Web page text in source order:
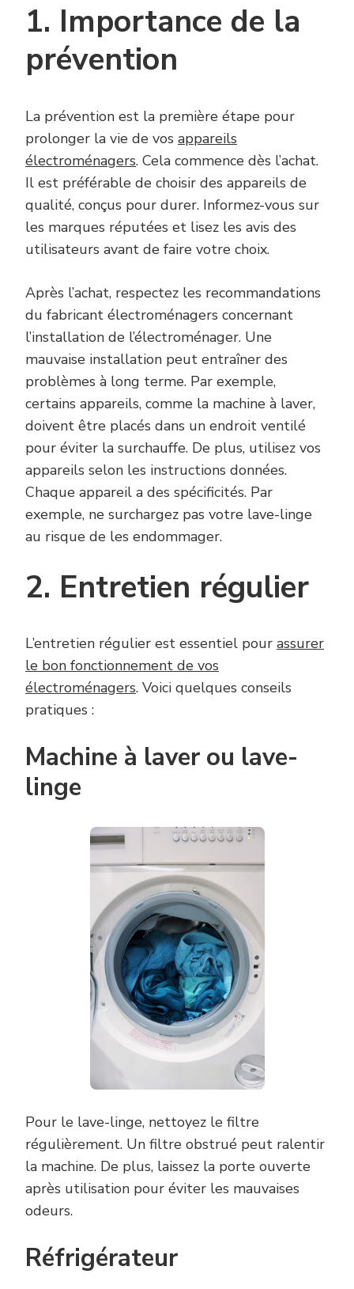
1. Importance de la
prévention
La prévention est la première étape pour
prolonger la vie de vos appareils
électroménagers. Cela commence dès l’achat.
Il est préférable de choisir des appareils de
qualité, conçus pour durer. Informez-vous sur
les marques réputées et lisez les avis des
utilisateurs avant de faire votre choix.
Après l’achat, respectez les recommandations
du fabricant électroménagers concernant
l’installation de l’électroménager. Une
mauvaise installation peut entraîner des
problèmes à long terme. Par exemple,
certains appareils, comme la machine à laver,
doivent être placés dans un endroit ventilé
pour éviter la surchauffe. De plus, utilisez vos
appareils selon les instructions données.
Chaque appareil a des spécificités. Par
exemple, ne surchargez pas votre lave-linge
au risque de les endommager.
2. Entretien régulier
L’entretien régulier est essentiel pour assurer
le bon fonctionnement de vos
électroménagers. Voici quelques conseils
pratiques :
Machine à laver ou lave-
linge
Pour le lave-linge, nettoyez le filtre
régulièrement. Un filtre obstrué peut ralentir
la machine. De plus, laissez la porte ouverte
après utilisation pour éviter les mauvaises
odeurs.
Réfrigérateur